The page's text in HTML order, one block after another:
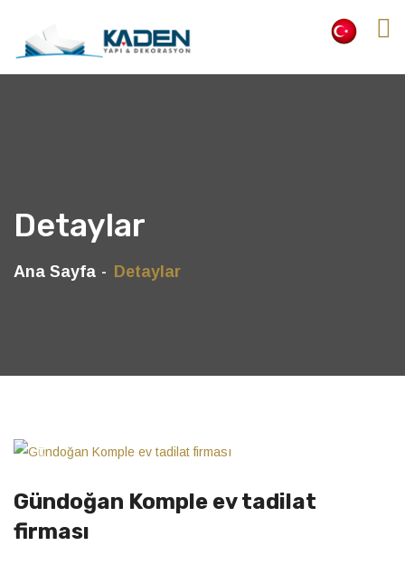
Detaylar
Ana Sayfa Detaylar
Previous
Gündoğan Komple ev tadilat
firması